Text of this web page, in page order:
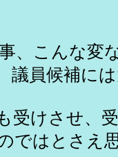
、こんな変
議員候補に
受けさせ、
ではとさえ